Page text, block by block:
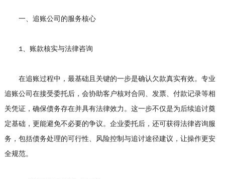
一、追账公司的服务核心
1、账款核实与法律咨询
在追账过程中，最基础且关键的一步是确认欠款真实有效。专业
追账公司在接受委托后，会协助客户核对合同、发票、付款记录等相
关凭证，确保债务存在并具有法律效力。这一步不仅是为后续追讨奠
定基础，更能避免不必要的争议。企业委托后，还可获得法律咨询服
务，包括债务处理的可行性、风险控制与追讨途径建议，让操作更安
全规范。